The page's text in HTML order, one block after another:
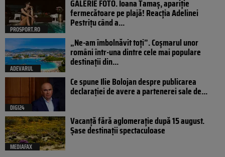
PROSPORT.RO
GALERIE FOTO. Ioana Tamaş, apariție
fermecătoare pe plajă! Reacția Adelinei
Pestrițu când a...
ADEVARUL
„Ne-am îmbolnăvit toți”. Coșmarul unor
români într-una dintre cele mai populare
destinații din...
DIGI24
Ce spune Ilie Bolojan despre publicarea
declarației de avere a partenerei sale de...
MEDIAFAX
Vacanță fără aglomerație după 15 august.
Șase destinații spectaculoase